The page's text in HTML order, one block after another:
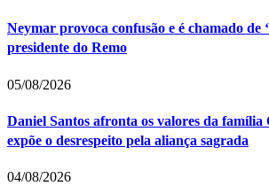
Neymar provoca confusão e é chamado de
presidente do Remo
05/08/2026
Daniel Santos afronta os valores da
expõe o desrespeito pela aliança sagrada
04/08/2026